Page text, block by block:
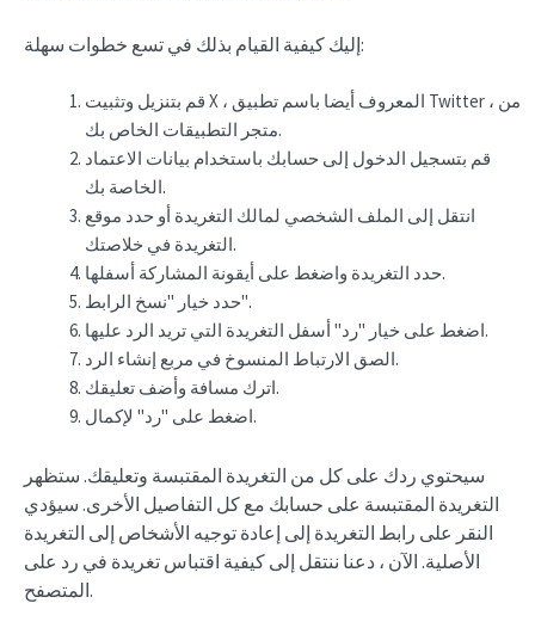
إليك كيفية القيام بذلك في تسع خطوات سهلة:
قم بتنزيل وتثبيت X ، المعروف أيضا باسم تطبيق Twitter ، من
متجر التطبيقات الخاص بك.
قم بتسجيل الدخول إلى حسابك باستخدام بيانات الاعتماد
الخاصة بك.
انتقل إلى الملف الشخصي لمالك التغريدة أو حدد موقع
التغريدة في خلاصتك.
حدد التغريدة واضغط على أيقونة المشاركة أسفلها.
حدد خيار "نسخ الرابط".
اضغط على خيار "رد" أسفل التغريدة التي تريد الرد عليها.
الصق الارتباط المنسوخ في مربع إنشاء الرد.
اترك مسافة وأضف تعليقك.
اضغط على "رد" لإكمال.
سيحتوي ردك على كل من التغريدة المقتبسة وتعليقك. ستظهر
التغريدة المقتبسة على حسابك مع كل التفاصيل الأخرى. سيؤدي
النقر على رابط التغريدة إلى إعادة توجيه الأشخاص إلى التغريدة
الأصلية. الآن ، دعنا ننتقل إلى كيفية اقتباس تغريدة في رد على
المتصفح.